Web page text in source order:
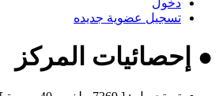
تسجيل عضوية جديده
● إحصائيات المركز